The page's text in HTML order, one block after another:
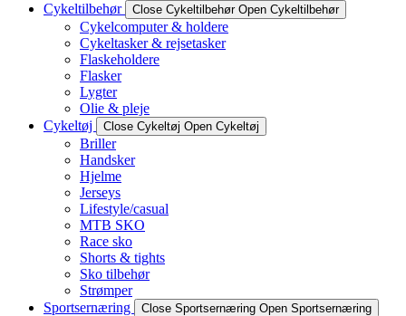
Cykeltilbehør
Close Cykeltilbehør Open Cykeltilbehør
Cykelcomputer & holdere
Cykeltasker & rejsetasker
Flaskeholdere
Flasker
Lygter
Olie & pleje
Cykeltøj
Close Cykeltøj Open Cykeltøj
Briller
Handsker
Hjelme
Jerseys
Lifestyle/casual
MTB SKO
Race sko
Shorts & tights
Sko tilbehør
Strømper
Sportsernæring
Close Sportsernæring Open Sportsernæring